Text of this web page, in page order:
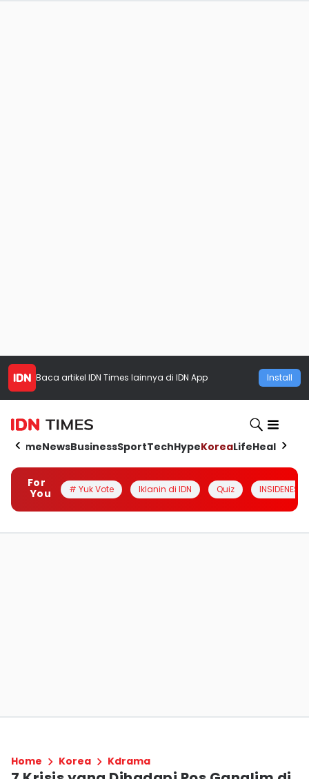
Baca artikel IDN Times lainnya di IDN App Install
HomeNewsBusinessSportTechHypeKoreaLifeHealth
For
You
# Yuk Vote Iklanin di IDN Quiz INSIDENESIA
Home Korea Kdrama